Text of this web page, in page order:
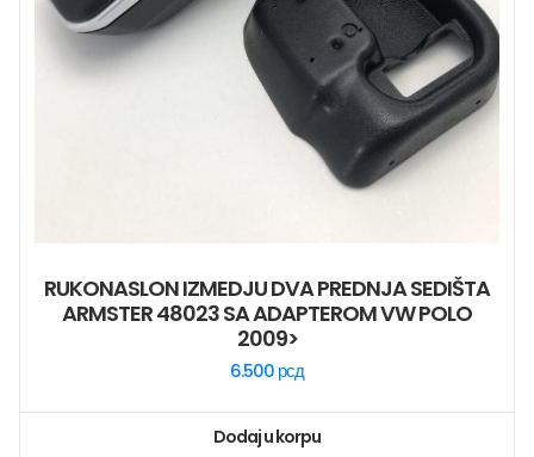
RUKONASLON IZMEDJU DVA PREDNJA SEDIŠTA
ARMSTER 48023 SA ADAPTEROM VW POLO
2009>
6.500 рсд
Dodaj u korpu